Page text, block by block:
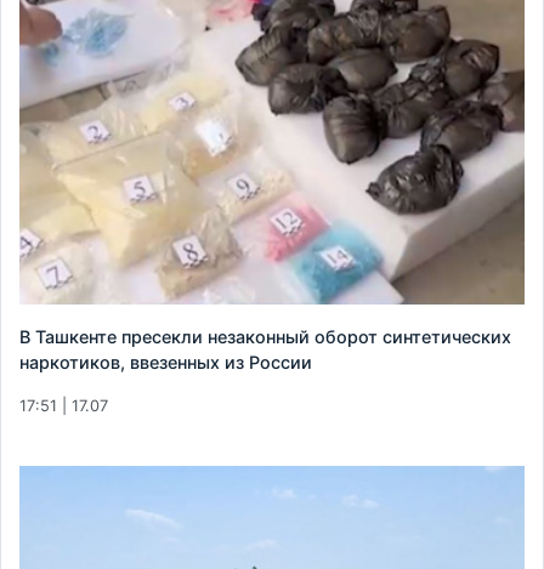
В Ташкенте пресекли незаконный оборот синтетических
наркотиков, ввезенных из России
17:51 | 17.07